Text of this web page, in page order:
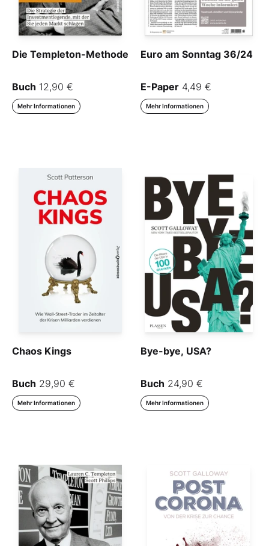
Die Templeton-Methode
Buch 12,90 €
Mehr Informationen
Euro am Sonntag 36/24
E-Paper 4,49 €
Mehr Informationen
Chaos Kings
Buch 29,90 €
Mehr Informationen
Bye-bye, USA?
Buch 24,90 €
Mehr Informationen